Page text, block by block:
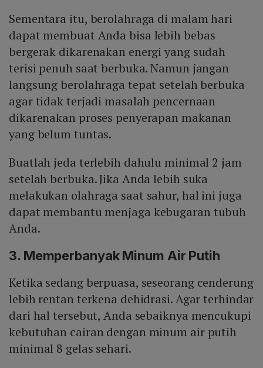
Sementara itu, berolahraga di malam hari
dapat membuat Anda bisa lebih bebas
bergerak dikarenakan energi yang sudah
terisi penuh saat berbuka. Namun jangan
langsung berolahraga tepat setelah berbuka
agar tidak terjadi masalah pencernaan
dikarenakan proses penyerapan makanan
yang belum tuntas.
Buatlah jeda terlebih dahulu minimal 2 jam
setelah berbuka. Jika Anda lebih suka
melakukan olahraga saat sahur, hal ini juga
dapat membantu menjaga kebugaran tubuh
Anda.
3. Memperbanyak Minum Air Putih
Ketika sedang berpuasa, seseorang cenderung
lebih rentan terkena dehidrasi. Agar terhindar
dari hal tersebut, Anda sebaiknya mencukupi
kebutuhan cairan dengan minum air putih
minimal 8 gelas sehari.